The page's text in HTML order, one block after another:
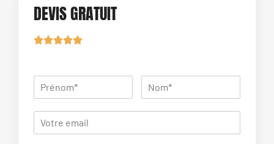
DEVIS GRATUIT
